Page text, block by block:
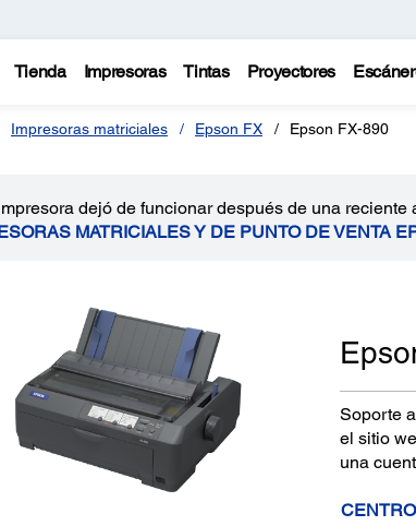
Tienda Impresoras Tintas Proyectores
Impresoras matriciales Epson FX Epson FX-890
dejó de funcionar después de una
MATRICIALES Y DE PUNTO DE VENTA
Soporte
el sitio
una